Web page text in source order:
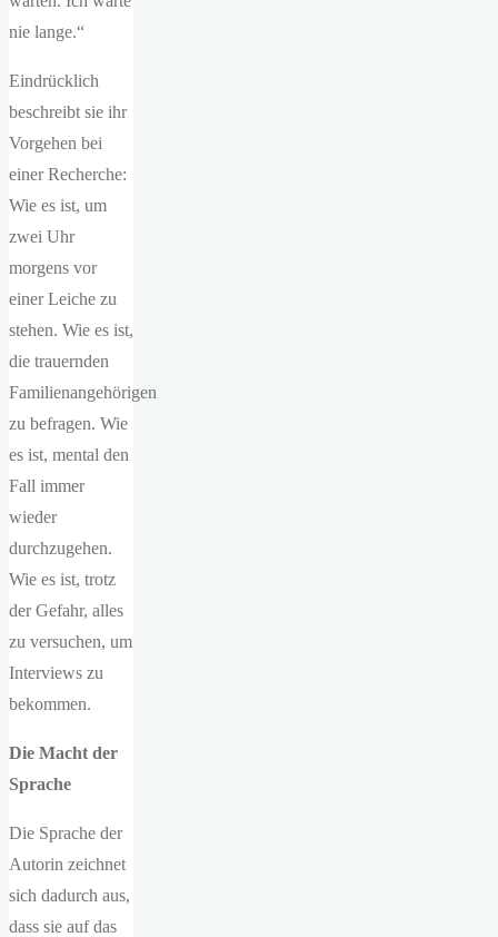
nie lange.“
Eindrücklich
beschreibt sie ihr
Vorgehen bei
einer Recherche:
Wie es ist, um
zwei Uhr
morgens vor
einer Leiche zu
stehen. Wie es ist,
die trauernden
Familienangehörigen
zu befragen. Wie
es ist, mental den
Fall immer
wieder
durchzugehen.
Wie es ist, trotz
der Gefahr, alles
zu versuchen, um
Interviews zu
bekommen.
Die Macht der
Sprache
Die Sprache der
Autorin zeichnet
sich dadurch aus,
dass sie auf das